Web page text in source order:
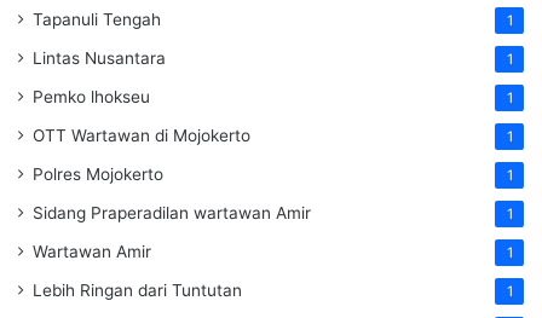
Tapanuli Tengah 1
Lintas Nusantara 1
Pemko lhokseu 1
OTT Wartawan di Mojokerto 1
Polres Mojokerto 1
Sidang Praperadilan wartawan Amir 1
Wartawan Amir 1
Lebih Ringan dari Tuntutan 1